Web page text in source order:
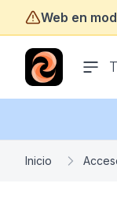
Web en
Inicio